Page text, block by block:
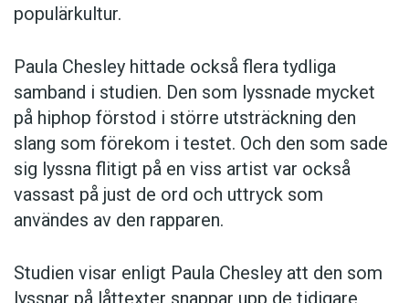
populärkultur.
Paula Chesley hittade också flera tydliga
samband i studien. Den som lyssnade mycket
på hiphop förstod i större utsträckning den
slang som förekom i testet. Och den som sade
sig lyssna flitigt på en viss artist var också
vassast på just de ord och uttryck som
användes av den rapparen.
Studien visar enligt Paula Chesley att den som
lyssnar på låttexter snappar upp de tidigare